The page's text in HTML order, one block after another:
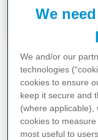
Remscheid
We
We and/or our
technologies
cookies to ensure
keep it secure and
(where
cookies to
most useful to